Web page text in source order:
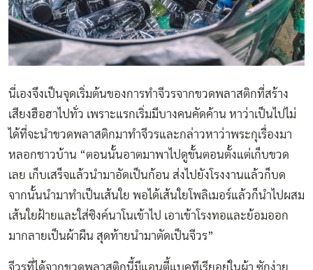
นี่เองจึงเป็นจุดเริ่มต้นของการทำจีวรจากขวดพลาสติกที่สร้าง
เสียงฮือฮาไปทั่ว เพราะแรกเริ่มมีบางคนคัดค้าน หาว่าเป็นไปไม่
ได้ที่จะนำขวดพลาสติกมาทำจีวรและกล่าวหาว่าพระกุเรื่องมา
หลอกชาวบ้าน “ตอนนั้นอาตมาพาไปดูขั้นตอนตั้งแต่เก็บขวด
เลย เก็บเสร็จแล้วนำมาอัดเป็นก้อน ส่งไปยังโรงงานแล้วก็บด
จากนั้นนำมาทำเป็นเส้นใย พอได้เส้นใยโพลิเมอร์แล้วก็นำไปผสม
เส้นใยฝ้ายและใส่ซิงค์นาโนเข้าไป เอาเข้าโรงทอและย้อมออก
มากลายเป็นผ้าผืน สุดท้ายนำมาตัดเป็นจีวร”
จีวรที่ได้จากขวดพลาสติกนี้มีแอนตี้แบคทีเรียอยู่ในผ้า ซักง่าย